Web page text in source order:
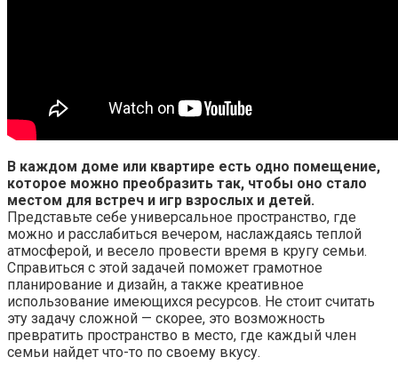
В каждом доме или квартире есть одно помещение,
которое можно преобразить так, чтобы оно стало
местом для встреч и игр взрослых и детей.
Представьте себе универсальное пространство, где
можно и расслабиться вечером, наслаждаясь теплой
атмосферой, и весело провести время в кругу семьи.
Справиться с этой задачей поможет грамотное
планирование и дизайн, а также креативное
использование имеющихся ресурсов. Не стоит считать
эту задачу сложной — скорее, это возможность
превратить пространство в место, где каждый член
семьи найдет что-то по своему вкусу.